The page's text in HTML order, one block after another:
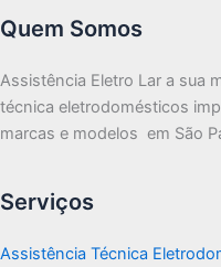
Quem Somos
Assistência Eletro Lar a sua
técnica eletrodomésticos
marcas e modelos em São
Serviços
Assistência Técnica